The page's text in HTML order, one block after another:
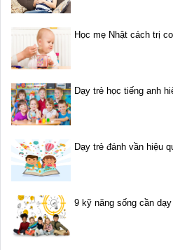
Học mẹ Nhật cách trị
Dạy trẻ học tiếng anh
Dạy trẻ đánh vần hiệu
9 kỹ năng sống cần